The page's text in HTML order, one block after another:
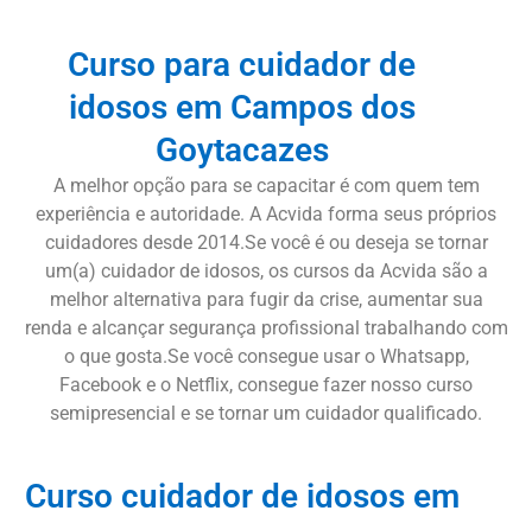
Curso para cuidador de
idosos em Campos dos
Goytacazes
A melhor opção para se capacitar é com quem tem
experiência e autoridade. A Acvida forma seus próprios
cuidadores desde 2014.Se você é ou deseja se tornar
um(a) cuidador de idosos, os cursos da Acvida são a
melhor alternativa para fugir da crise, aumentar sua
renda e alcançar segurança profissional trabalhando com
o que gosta.Se você consegue usar o Whatsapp,
Facebook e o Netflix, consegue fazer nosso curso
semipresencial e se tornar um cuidador qualificado.
Curso cuidador de idosos em